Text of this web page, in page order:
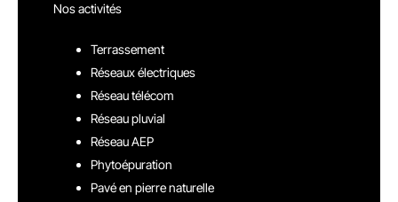
Nos activités
Terrassement
Réseaux électriques
Réseau télécom
Réseau pluvial
Réseau AEP
Phytoépuration
Pavé en pierre naturelle